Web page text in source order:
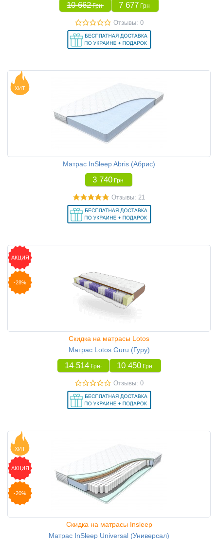
10 662 Грн 7 677 Грн
Отзывы: 0
ХИТ
Матрас InSleep Abris (Абрис)
3 740 Грн
Отзывы: 21
АКЦИЯ
-28%
Скидка на матрасы Lotos
Матрас Lotos Guru (Гуру)
14 514 Грн 10 450 Грн
Отзывы: 0
ХИТ
АКЦИЯ
-20%
Скидка на матрасы Insleep
Матрас InSleep Universal (Универсал)